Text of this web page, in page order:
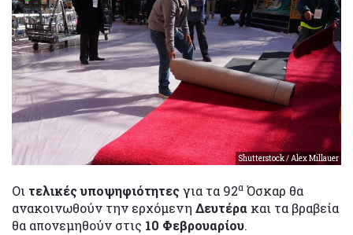
Shutterstock / Alex Millauer
Οι τελικές υποψηφιότητεςγια τα 92α Όσκαρ θα
ανακοινωθούν την ερχόμενη Δευτέρα και τα βραβεία
θα απονεμηθούν στις 10 Φεβρουαρίου.